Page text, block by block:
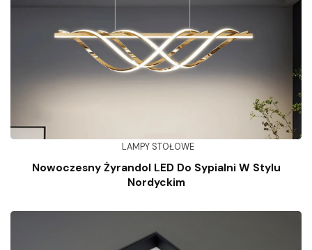
LAMPY STOŁOWE
Nowoczesny Żyrandol LED Do Sypialni W Stylu
Nordyckim